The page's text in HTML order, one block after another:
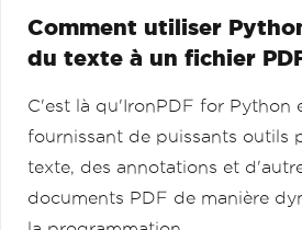
Comment utiliser
du texte à un fichier
C'est là qu'IronPDF for Python
fournissant de puissants outils
texte, des annotations et
documents PDF de manière